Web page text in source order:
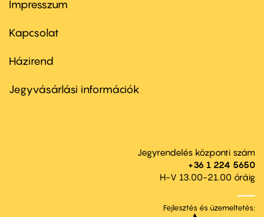
Footer
first
Impresszum
Kapcsolat
Footer
second
Házirend
Jegyvásárlási információk
Jegyrendelés központi szám
+36 1 224 5650
H-V 13.00-21.00 óráig
Fejlesztés és üzemeltetés: